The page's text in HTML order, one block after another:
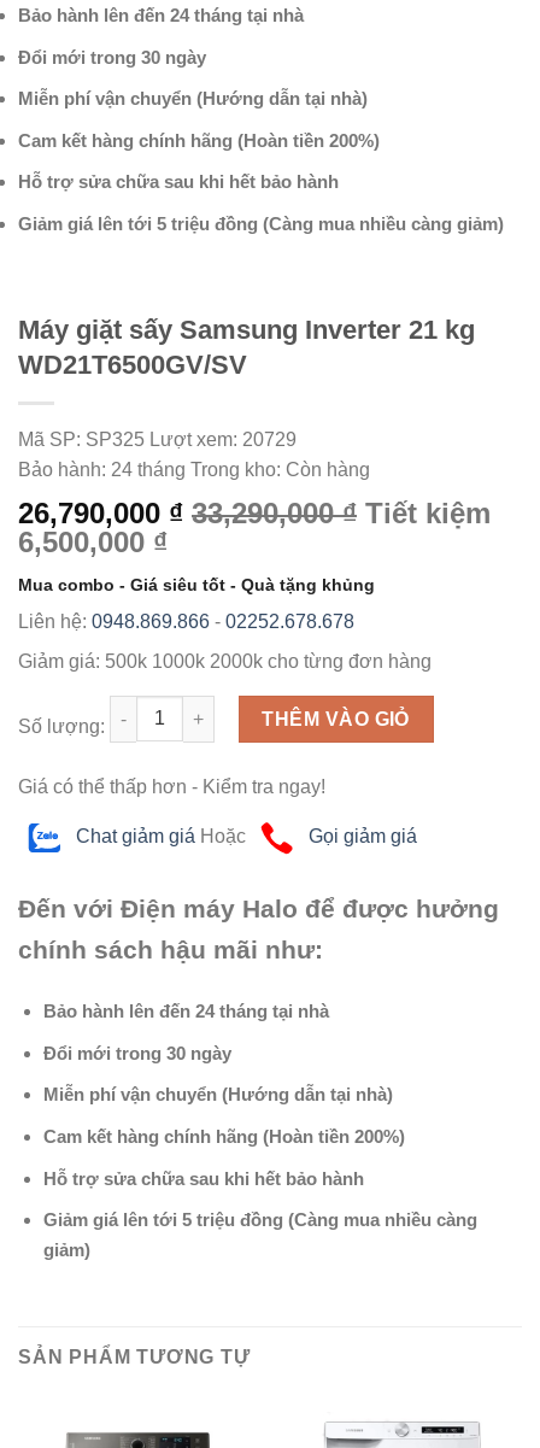
Bảo hành lên đến 24 tháng tại nhà
Đổi mới trong 30 ngày
Miễn phí vận chuyển (Hướng dẫn tại nhà)
Cam kết hàng chính hãng (Hoàn tiền 200%)
Hỗ trợ sửa chữa sau khi hết bảo hành
Giảm giá lên tới 5 triệu đồng (Càng mua nhiều càng giảm)
Máy giặt sấy Samsung Inverter 21 kg
WD21T6500GV/SV
Mã SP: SP325 Lượt xem: 20729
Bảo hành: 24 tháng Trong kho: Còn hàng
26,790,000 ₫ 33,290,000 ₫ Tiết kiệm
6,500,000 ₫
Mua combo - Giá siêu tốt - Quà tặng khủng
Liên hệ: 0948.869.866 - 02252.678.678
Giảm giá: 500k 1000k 2000k cho từng đơn hàng
Số lượng:
Số lượng THÊM VÀO GIỎ
Giá có thể thấp hơn - Kiểm tra ngay!
Chat giảm giá Hoặc Gọi giảm giá
Đến với Điện máy Halo để được hưởng
chính sách hậu mãi như:
Bảo hành lên đến 24 tháng tại nhà
Đổi mới trong 30 ngày
Miễn phí vận chuyển (Hướng dẫn tại nhà)
Cam kết hàng chính hãng (Hoàn tiền 200%)
Hỗ trợ sửa chữa sau khi hết bảo hành
Giảm giá lên tới 5 triệu đồng (Càng mua nhiều càng
giảm)
SẢN PHẨM TƯƠNG TỰ